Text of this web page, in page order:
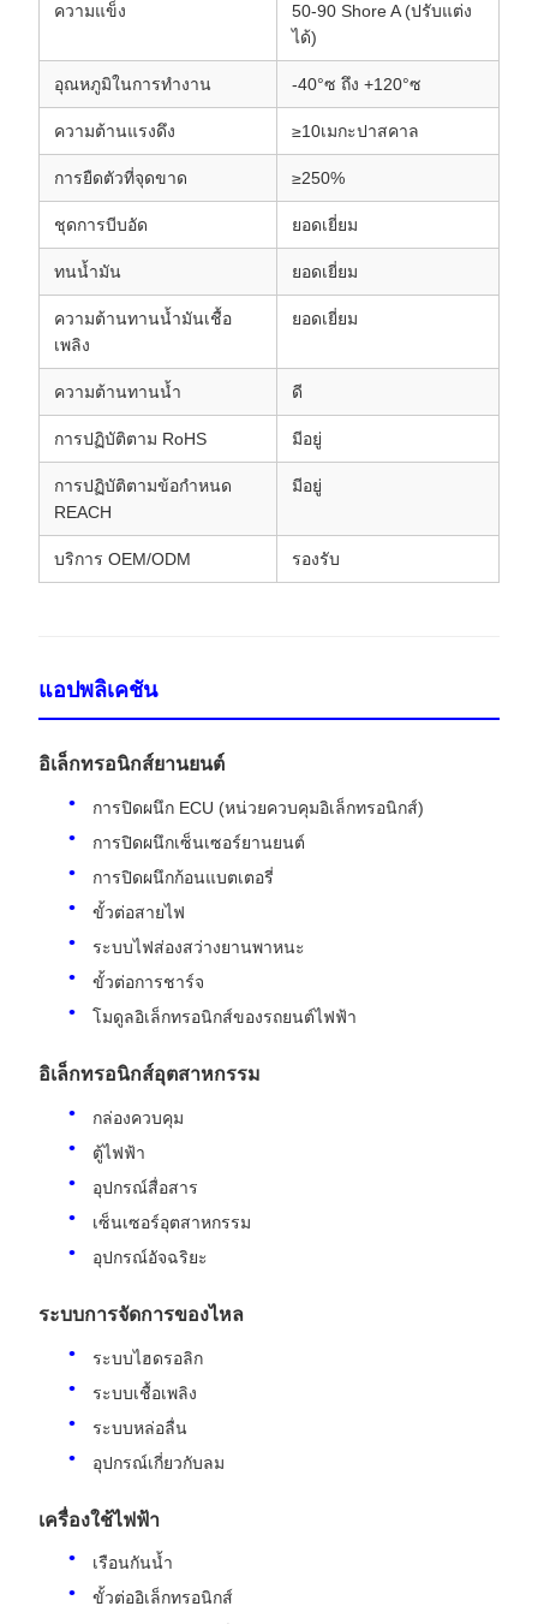
ความแข็ง
50-90 Shore A (ปรับแต่ง
ได้)
อุณหภูมิในการทำงาน -40°ซ ถึง +120°ซ
ความต้านแรงดึง ≥10เมกะปาสคาล
การยืดตัวที่จุดขาด ≥250%
ชุดการบีบอัด ยอดเยี่ยม
ทนน้ำมัน ยอดเยี่ยม
ความต้านทานน้ำมันเชื้อ
เพลิง
ยอดเยี่ยม
ความต้านทานน้ำ ดี
การปฏิบัติตาม RoHS มีอยู่
การปฏิบัติตามข้อกำหนด
REACH
มีอยู่
บริการ OEM/ODM รองรับ
แอปพลิเคชัน
อิเล็กทรอนิกส์ยานยนต์
การปิดผนึก ECU (หน่วยควบคุมอิเล็กทรอนิกส์)
การปิดผนึกเซ็นเซอร์ยานยนต์
การปิดผนึกก้อนแบตเตอรี่
ขั้วต่อสายไฟ
ระบบไฟส่องสว่างยานพาหนะ
ขั้วต่อการชาร์จ
โมดูลอิเล็กทรอนิกส์ของรถยนต์ไฟฟ้า
อิเล็กทรอนิกส์อุตสาหกรรม
กล่องควบคุม
ตู้ไฟฟ้า
อุปกรณ์สื่อสาร
เซ็นเซอร์อุตสาหกรรม
อุปกรณ์อัจฉริยะ
ระบบการจัดการของไหล
ระบบไฮดรอลิก
ระบบเชื้อเพลิง
ระบบหล่อลื่น
อุปกรณ์เกี่ยวกับลม
เครื่องใช้ไฟฟ้า
เรือนกันน้ำ
ขั้วต่ออิเล็กทรอนิกส์